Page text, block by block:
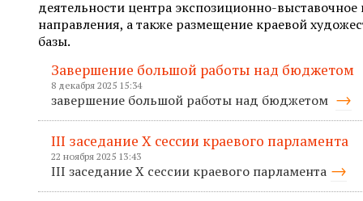
деятельности центра экспозиционно-выставочное
направления, а также размещение краевой
базы.
Завершение большой работы над бюджетом
8 декабря 2025 15:34
завершение большой работы над бюджетом
III заседание X сессии краевого парламента
22 ноября 2025 13:43
III заседание X сессии краевого парламента